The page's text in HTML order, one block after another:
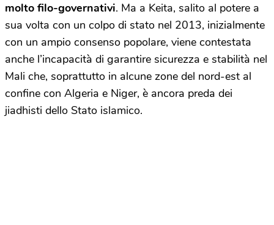
molto filo-governativi. Ma a Keita, salito al potere a
sua volta con un colpo di stato nel 2013, inizialmente
con un ampio consenso popolare, viene contestata
anche l’incapacità di garantire sicurezza e stabilità nel
Mali che, soprattutto in alcune zone del nord-est al
confine con Algeria e Niger, è ancora preda dei
jiadhisti dello Stato islamico.